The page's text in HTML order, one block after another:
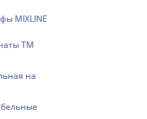
MIXLINE
ТМ
на